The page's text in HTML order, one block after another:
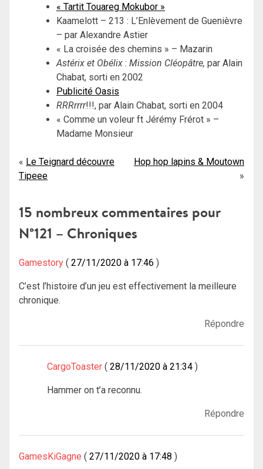
« Tartit Touareg Mokubor »
Kaamelott – 213 : L’Enlèvement de Guenièvre
– par Alexandre Astier
« La croisée des chemins » – Mazarin
Astérix et Obélix : Mission Cléopâtre, par Alain
Chabat, sorti en 2002
Publicité Oasis
RRRrrrr!!!, par Alain Chabat, sorti en 2004
« Comme un voleur ft Jérémy Frérot » –
Madame Monsieur
Navigation
de
l’article
Le Teignard découvre
Tipeee
Hop hop lapins & Moutown
15 nombreux commentaires pour
N°121 – Chroniques
Gamestory 27/11/2020 à 17:46
C’est l’histoire d’un jeu est effectivement la meilleure
chronique.
Répondre
CargoToaster 28/11/2020 à 21:34
Hammer on t’a reconnu.
Répondre
GamesKiGagne 27/11/2020 à 17:48